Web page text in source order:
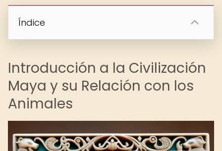
Índice
Introducción a la Civilización
Maya y su Relación con los
Animales